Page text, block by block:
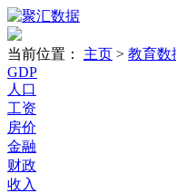
当前位置： 主页 > 教育数
GDP
人口
工资
房价
金融
财政
收入